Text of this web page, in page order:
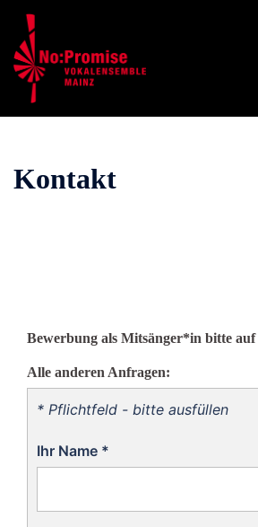
Zum
Inhalt
springen
Kontakt
Bewerbung als Mitsänger*in bitte auf
Alle anderen Anfragen:
* Pflichtfeld - bitte ausfüllen
Ihr Name *